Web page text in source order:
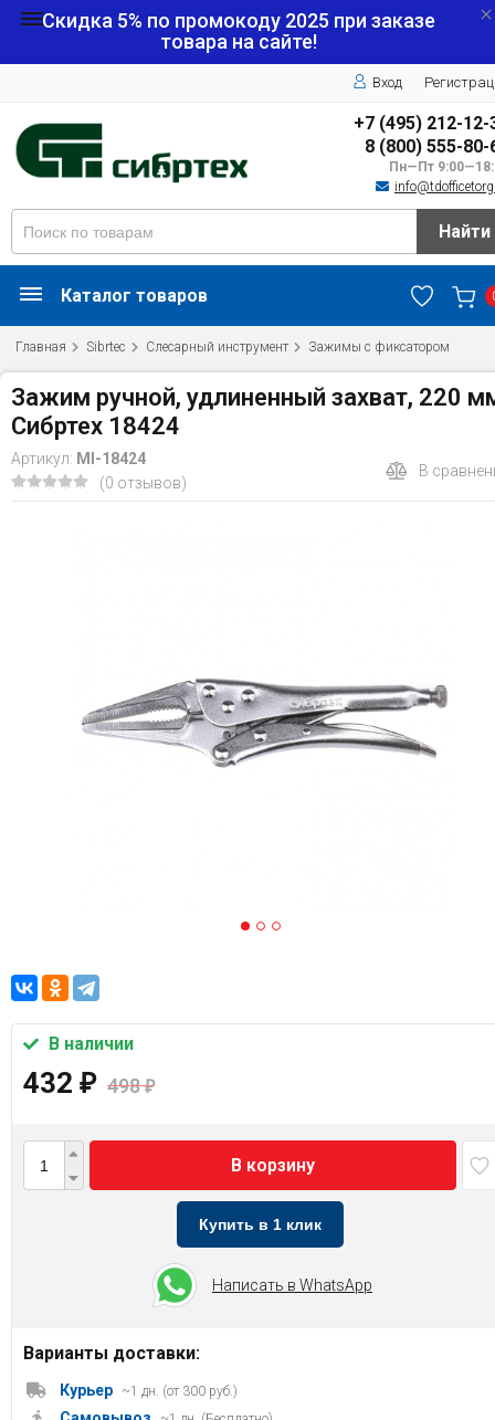
Скидка 5% по промокоду 2025 при заказе
товара на сайте!
Вход
+7 (495) 212-12-
8 (800) 555-80-
Пн—Пт
Найти
Каталог товаров
Главная Sibrtec Слесарный инструмент Зажимы с фиксатором
Зажим ручной, удлиненный захват, 220
Сибртех 18424
Артикул: MI-18424
(0 отзывов)
В
В наличии
432 ₽ 498₽
В корзину
Купить в 1 клик
Написать в WhatsApp
Варианты доставки:
Курьер ~1 дн. (от 300 руб.)